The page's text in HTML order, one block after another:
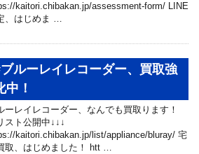
kaitori.chibakan.jp/assessment-form/ LINE
、はじめま …
ルーレイレコーダー、買取強
中！
ーレイレコーダー、なんでも買取ります！
スト公開中↓↓↓
kaitori.chibakan.jp/list/appliance/bluray/ 宅
取、はじめました！ htt …